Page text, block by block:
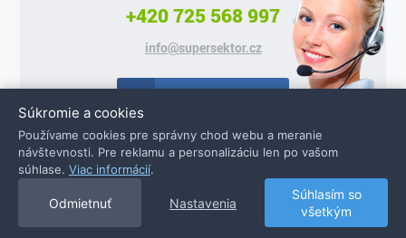
+420 725 568 997
info@supersektor.cz
© 2026 Supersektor.cz - všechna práva vyhrazena
Súkromie a cookies
Používame cookies pre správny chod webu a meranie
návštevnosti. Pre reklamu a personalizáciu len po vašom
súhlase. Viac informácií.
Odmietnuť Nastavenia
Súhlasím so
všetkým